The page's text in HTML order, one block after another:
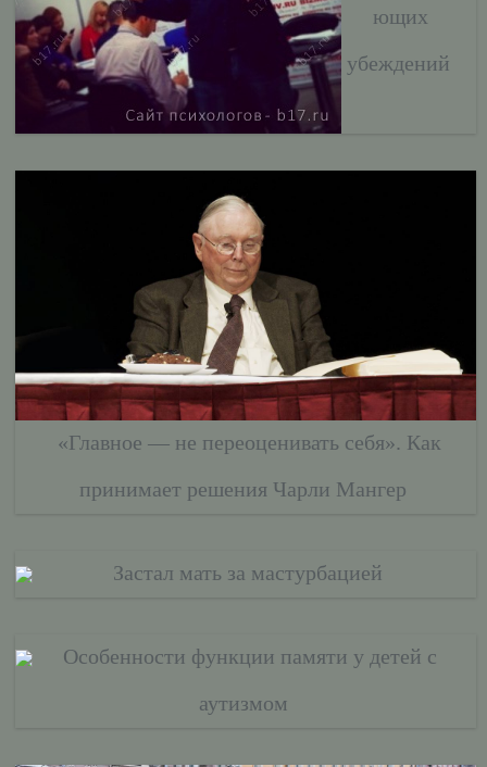
ющих
убеждений
«Главное — не переоценивать себя». Как
принимает решения Чарли Мангер
Застал мать за мастурбацией
Особенности функции памяти у детей с
аутизмом